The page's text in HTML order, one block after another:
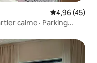
Évaluation
4,96 (45)
calme · Parking